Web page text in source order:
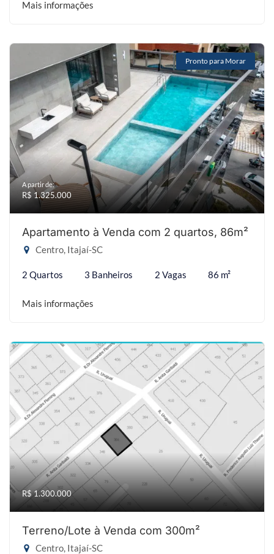
Mais informações
Pronto para Morar
A partir de:
R$ 1.325.000
Apartamento à Venda com 2 quartos, 86m²
Centro, Itajaí-SC
2 Quartos 3 Banheiros 2 Vagas 86 m²
Mais informações
R$ 1.300.000
Terreno/Lote à Venda com 300m²
Centro, Itajaí-SC